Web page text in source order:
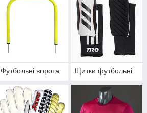
Футбольні ворота Щитки футбольні